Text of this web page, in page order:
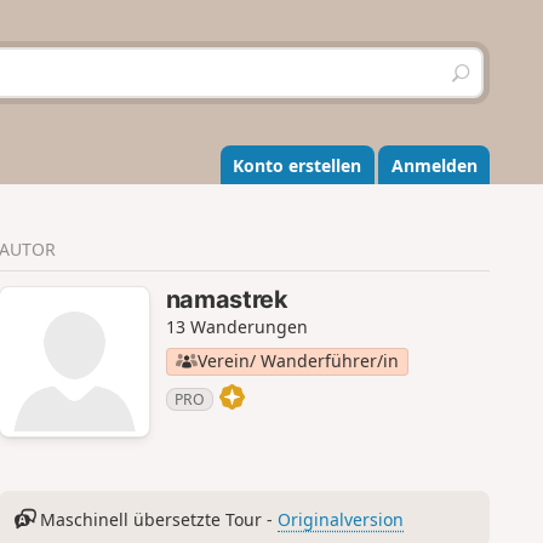
S
u
h
e
n
Konto erstellen Anmelden
AUTOR
namastrek
13 Wanderungen
Verein/ Wanderführer/in
PRO
Maschinell übersetzte Tour - Originalversion